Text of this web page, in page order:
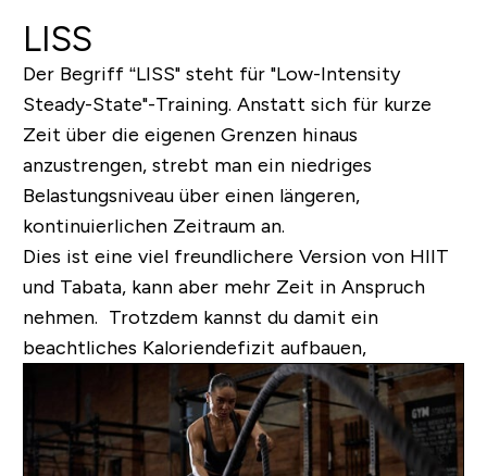
LISS
Der Begriff “LISS" steht für "Low-Intensity
Steady-State"-Training. Anstatt sich für kurze
Zeit über die eigenen Grenzen hinaus
anzustrengen, strebt man ein niedriges
Belastungsniveau über einen längeren,
kontinuierlichen Zeitraum an.
Dies ist eine viel freundlichere Version von HIIT
und Tabata, kann aber mehr Zeit in Anspruch
nehmen. Trotzdem kannst du damit ein
beachtliches Kaloriendefizit aufbauen,